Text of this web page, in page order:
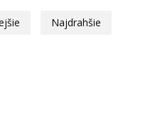
Najdrahšie